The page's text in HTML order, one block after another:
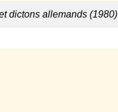
dictons allemands (1980)